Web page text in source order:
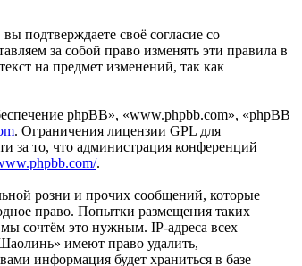
подтверждаете своё согласие со
за собой право изменять эти правила в
на предмет изменений, так как
phpBB», «www.phpbb.com», «phpBB
. Ограничения лицензии GPL для
за то, что администрация конференций
.
розни и прочих сообщений, которые
право. Попытки размещения таких
сочтём это нужным. IP-адреса всех
имеют право удалить,
информация будет храниться в базе